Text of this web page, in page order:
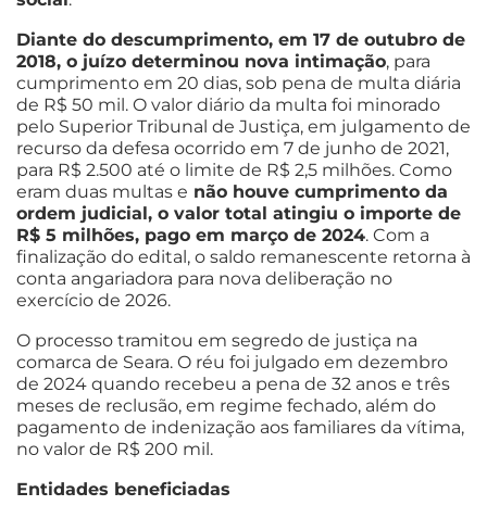
Diante do descumprimento, em 17 de outubro de
2018, o juízo determinou nova intimação, para
cumprimento em 20 dias, sob pena de multa diária
de R$ 50 mil. O valor diário da multa foi minorado
pelo Superior Tribunal de Justiça, em julgamento de
recurso da defesa ocorrido em 7 de junho de 2021,
para R$ 2.500 até o limite de R$ 2,5 milhões. Como
eram duas multas e não houve cumprimento da
ordem judicial, o valor total atingiu o importe de
R$ 5 milhões, pago em março de 2024. Com a
finalização do edital, o saldo remanescente retorna à
conta angariadora para nova deliberação no
exercício de 2026.
O processo tramitou em segredo de justiça na
comarca de Seara. O réu foi julgado em dezembro
de 2024 quando recebeu a pena de 32 anos e três
meses de reclusão, em regime fechado, além do
pagamento de indenização aos familiares da vítima,
no valor de R$ 200 mil.
Entidades beneficiadas